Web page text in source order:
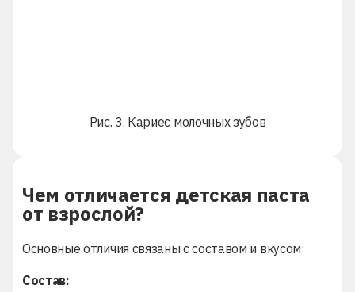
Рис. 3. Кариес молочных зубов
Чем отличается детская паста
от взрослой?
Основные отличия связаны с составом и вкусом:
Состав: